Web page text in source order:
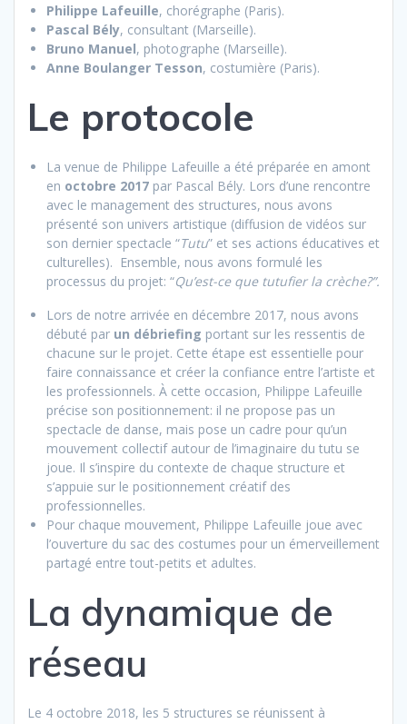
Philippe Lafeuille, chorégraphe (Paris).
Pascal Bély, consultant (Marseille).
Bruno Manuel, photographe (Marseille).
Anne Boulanger Tesson, costumière (Paris).
Le protocole
La venue de Philippe Lafeuille a été préparée en amont
en octobre 2017 par Pascal Bély. Lors d’une rencontre
avec le management des structures, nous avons
présenté son univers artistique (diffusion de vidéos sur
son dernier spectacle “Tutu” et ses actions éducatives et
culturelles). Ensemble, nous avons formulé les
processus du projet: “Qu’est-ce que tutufier la crèche?”.
Lors de notre arrivée en décembre 2017, nous avons
débuté par un débriefing portant sur les ressentis de
chacune sur le projet. Cette étape est essentielle pour
faire connaissance et créer la confiance entre l’artiste et
les professionnels. À cette occasion, Philippe Lafeuille
précise son positionnement: il ne propose pas un
spectacle de danse, mais pose un cadre pour qu’un
mouvement collectif autour de l’imaginaire du tutu se
joue. Il s’inspire du contexte de chaque structure et
s’appuie sur le positionnement créatif des
professionnelles.
Pour chaque mouvement, Philippe Lafeuille joue avec
l’ouverture du sac des costumes pour un émerveillement
partagé entre tout-petits et adultes.
La dynamique de
réseau
Le 4 octobre 2018, les 5 structures se réunissent à